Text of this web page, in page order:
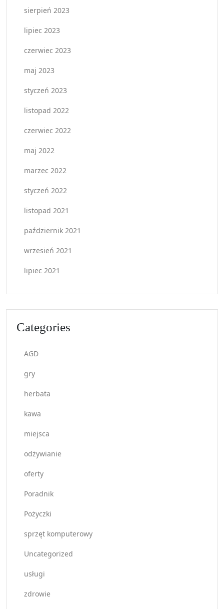
sierpień 2023
lipiec 2023
czerwiec 2023
maj 2023
styczeń 2023
listopad 2022
czerwiec 2022
maj 2022
marzec 2022
styczeń 2022
listopad 2021
październik 2021
wrzesień 2021
lipiec 2021
Categories
AGD
gry
herbata
kawa
miejsca
odżywianie
oferty
Poradnik
Pożyczki
sprzęt komputerowy
Uncategorized
usługi
zdrowie